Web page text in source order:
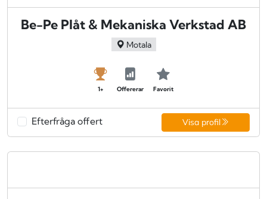
Be-Pe Plåt & Mekaniska Verkstad AB
Motala
1+ Offererar Favorit
Efterfråga offert Visa profil